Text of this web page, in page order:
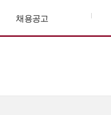
채용공고